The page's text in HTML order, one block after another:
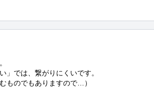
」では、繋がりにくいです。
ものでもありますので…）